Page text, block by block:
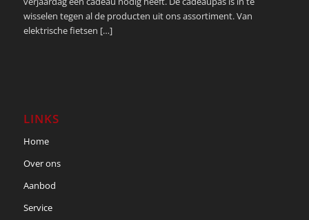
wisselen tegen al de producten uit ons assortiment. Van
elektrische fietsen […]
LINKS
Home
Over ons
Aanbod
Service